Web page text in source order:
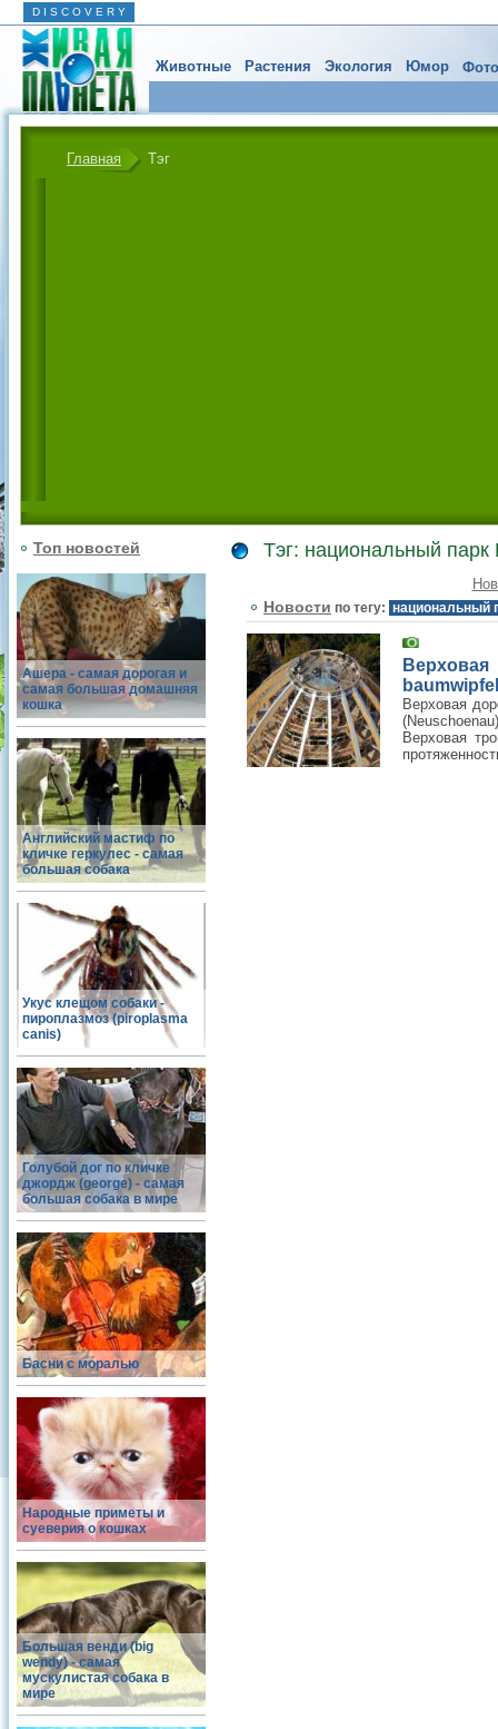
D I S C O V E R Y
Животные Растения Экология Юмор
Главная Тэг
Топ новостей
Ашера - самая дорогая и
самая большая домашняя
кошка
Английский мастиф по
кличке геркулес - самая
большая собака
Укус клещом собаки -
пироплазмоз (piroplasma
canis)
Голубой дог по кличке
джордж (george) - самая
большая собака в мире
Басни с моралью
Народные приметы и
суеверия о кошках
Большая венди (big
wendy) - самая
мускулистая собака в
мире
Тэг: национальный парк
Новости по тегу: национальный
Верховая
Верховая